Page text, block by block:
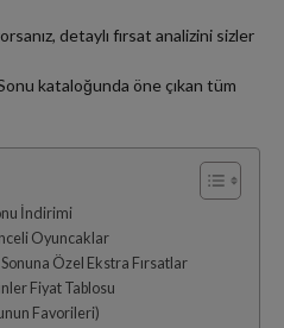
detaylı fırsat analizini sizler
kataloğunda öne çıkan tüm
İndirimi
Oyuncaklar
Özel Ekstra Fırsatlar
Fiyat Tablosu
Favorileri)